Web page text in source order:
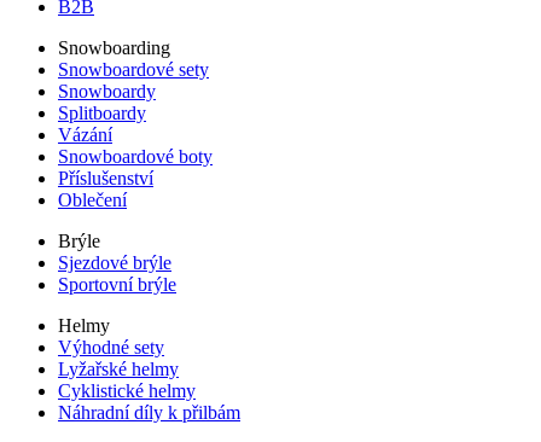
B2B
Snowboarding
Snowboardové sety
Snowboardy
Splitboardy
Vázání
Snowboardové boty
Příslušenství
Oblečení
Brýle
Sjezdové brýle
Sportovní brýle
Helmy
Výhodné sety
Lyžařské helmy
Cyklistické helmy
Náhradní díly k přilbám